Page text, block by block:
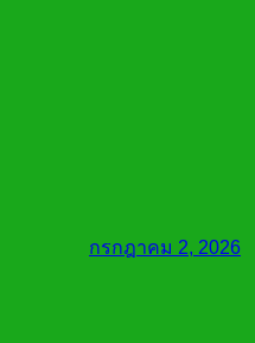
กรกฎาคม 2, 2026